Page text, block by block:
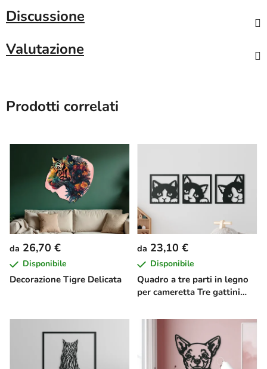
Discussione
Valutazione
Prodotti correlati
Decorazione Tigre Delicata
da 26,70 €
Disponibile
Quadro a tre parti in legno
per cameretta Tre gattini
da 23,10 €
Disponibile